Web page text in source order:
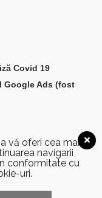
Covid 19
Google Ads (fost
vă oferi cea mai
navigarii
conformitate cu
uri.